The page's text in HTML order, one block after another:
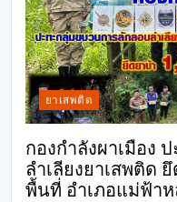
ยาเสพติด
กองกำลังผาเมือง
ลำเลียงยาเสพติด
พื้นที่ อำเภอแม่ฟ้าห